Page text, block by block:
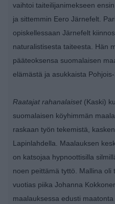
vaihtoi taiteilijanimekseen
ja sittemmin Eero Järnefelt.
opiskellessaan Järnefelt
naturalistisesta taiteesta. Hän
pääteoksensa suomalaisen
elämästä ja asukkaista Pohjois-
Raatajat rahanalaiset (Kaski)
suomalaisen köyhimmän
raskaan työn tekemistä,
Lapinlahdella. Maalauksen
on katsojaa hypnoottisilla
noen peittämä tyttö. Mallina oli
vuotias piika Johanna
maalauksessa edusti